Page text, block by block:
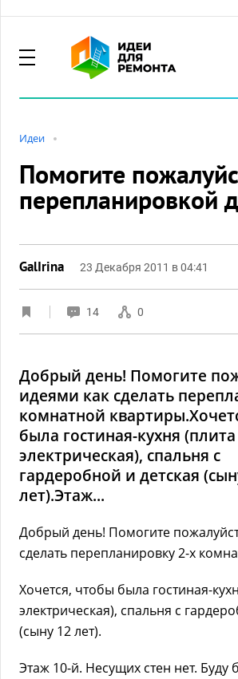
Идеи
Помогите
перепланировкой
GalIrina 23 Декабря 2011 в 04:41
14 0
Добрый день! Помогите
идеями как сделать
комнатной
была гостиная-кухня (плита
электрическая), спальня с
гардеробной и детская
лет).Этаж...
Добрый день! Помогите
сделать перепланировку 2-х
Хочется, чтобы была гостиная-
электрическая), спальня с
(сыну 12 лет).
Этаж 10-й. Несущих стен нет. Буду